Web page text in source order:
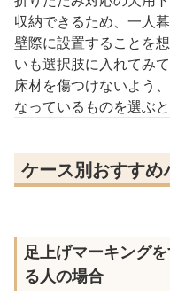
収納できるため、一人
壁際に設置することを
いも選択肢に入れてみて
床材を傷つけないよう
なっているものを選ぶと
ケース別おすすめ
足上げマーキング
る人の場合